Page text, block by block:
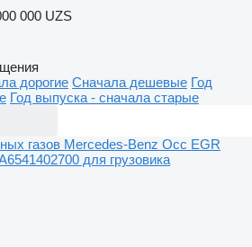
000 UZS
дорогие Сначала дешевые Год
Год выпуска - сначала старые